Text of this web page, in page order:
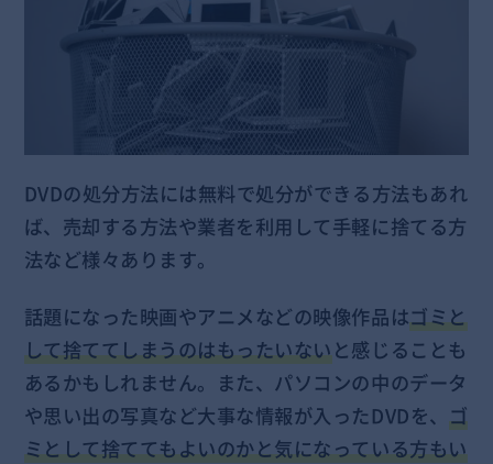
DVDの処分方法には無料で処分ができる方法もあれ
ば、売却する方法や業者を利用して手軽に捨てる方
法など様々あります。
話題になった映画やアニメなどの映像作品はゴミと
して捨ててしまうのはもったいないと感じることも
あるかもしれません。また、パソコンの中のデータ
や思い出の写真など大事な情報が入ったDVDを、 ゴ
ミとして捨ててもよいのかと気になっている方もい